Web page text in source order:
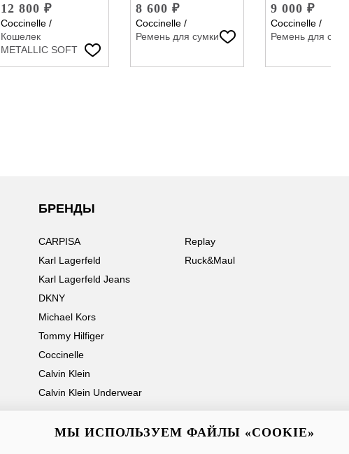
12 800 ₽
Coccinelle /
Кошелек
METALLIC SOFT
8 600 ₽
Coccinelle /
Ремень для сумки
9 000 ₽
Coccinelle /
Ремень для сумки
БРЕНДЫ
CARPISA
Karl Lagerfeld
Karl Lagerfeld Jeans
DKNY
Michael Kors
Tommy Hilfiger
Coccinelle
Calvin Klein
Calvin Klein Underwear
Replay
Ruck&Maul
МЫ ИСПОЛЬЗУЕМ ФАЙЛЫ «COOKIE»